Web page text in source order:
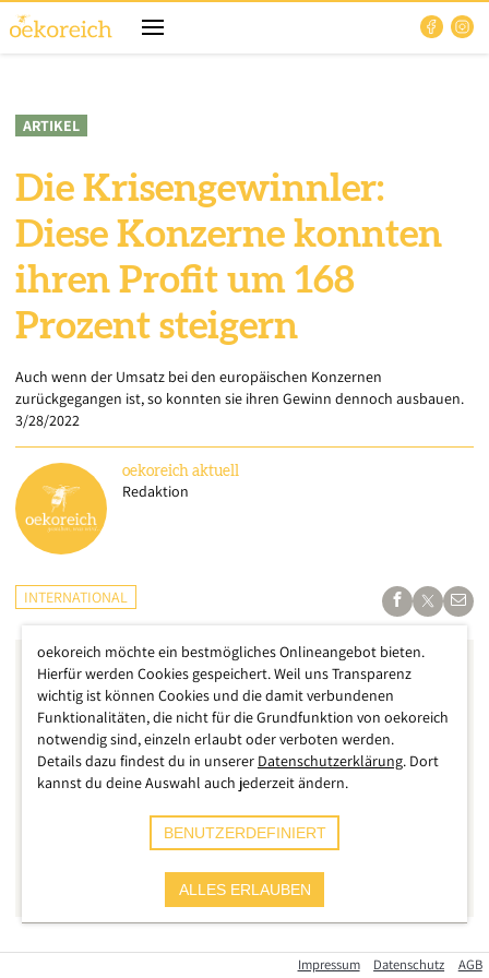
ARTIKEL
Die Krisengewinnler:
Diese Konzerne konnten
ihren Profit um 168
Prozent steigern
Auch wenn der Umsatz bei den europäischen Konzernen
zurückgegangen ist, so konnten sie ihren Gewinn dennoch ausbauen.
3/28/2022
oekoreich aktuell
Redaktion
INTERNATIONAL
Wie die Beratungsgesellschaft EY kürzlich mitteilte, konnten
Impressum Datenschutz AGB
oekoreich möchte ein bestmögliches Onlineangebot bieten.
Hierfür werden Cookies gespeichert. Weil uns Transparenz
wichtig ist können Cookies und die damit verbundenen
Funktionalitäten, die nicht für die Grundfunktion von oekoreich
notwendig sind, einzeln erlaubt oder verboten werden.
Details dazu findest du in unserer Datenschutzerklärung. Dort
kannst du deine Auswahl auch jederzeit ändern.
BENUTZERDEFINIERT
ALLES ERLAUBEN